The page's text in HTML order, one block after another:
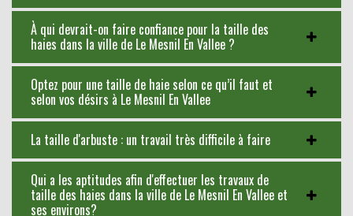
À qui devrait-on faire confiance pour la taille des
haies dans la ville de Le Mesnil En Vallee ?
Optez pour une taille de haie selon ce qu’il faut et
selon vos désirs à Le Mesnil En Vallee
La taille d'arbuste : un travail très difficile à faire
Qui a les aptitudes afin d'effectuer les travaux de
taille des haies dans la ville de Le Mesnil En Vallee et
ses environs?